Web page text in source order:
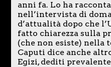
anni fa. Lo ha
nell’intervista di
d’attualità dopo che
fatto chiarezza sulla
(che non esiste) nella
Caputi dice anche
Egizi, dediti